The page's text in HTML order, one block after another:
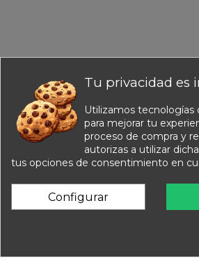
Información
Nuestros catálogos
Contacte con nosotros
Sobre nosotros
Condiciones de venta
Aviso legal
Tu privacidad es
Utilizamos tecnologías
para mejorar tu
proceso de compra y
autorizas a utilizar
tus opciones de consentimiento en
Configurar